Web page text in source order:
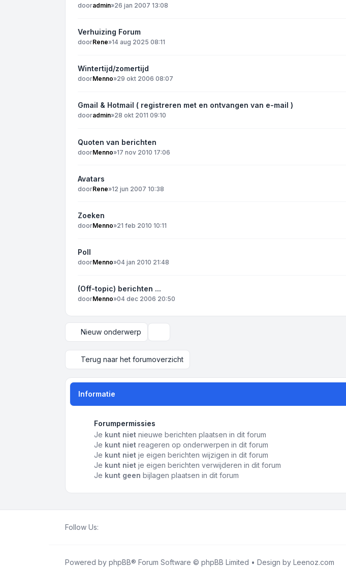
dooradmin»26 jan 2007 13:08
Verhuizing Forum
doorRene»14 aug 2025 08:11
Wintertijd/zomertijd
doorMenno»29 okt 2006 08:07
Gmail & Hotmail ( registreren met en ontvangen van e-mail )
dooradmin»28 okt 2011 09:10
Quoten van berichten
doorMenno»17 nov 2010 17:06
Avatars
doorRene»12 jun 2007 10:38
Zoeken
doorMenno»21 feb 2010 10:11
Poll
doorMenno»04 jan 2010 21:48
(Off-topic) berichten ...
doorMenno»04 dec 2006 20:50
Nieuw onderwerp
Terug naar het forumoverzicht
Informatie
Forumpermissies
Je kunt niet nieuwe berichten plaatsen in dit forum
Je kunt niet reageren op onderwerpen in dit forum
Je kunt niet je eigen berichten wijzigen in dit forum
Je kunt niet je eigen berichten verwijderen in dit forum
Je kunt geen bijlagen plaatsen in dit forum
Follow Us:
Powered by phpBB® Forum Software © phpBB Limited • Design by Leenoz.com